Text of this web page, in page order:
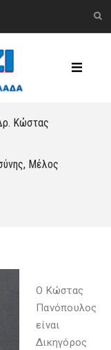
Κώστας
Μέλος
Ο Κώστας
Πανόπουλος
είναι
Δικηγόρος